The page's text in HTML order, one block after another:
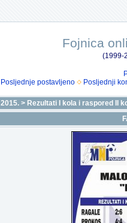
Fojnica
(1999-
Posljednje postavljeno Posljednji
2015. > Rezultati I kola i raspored II